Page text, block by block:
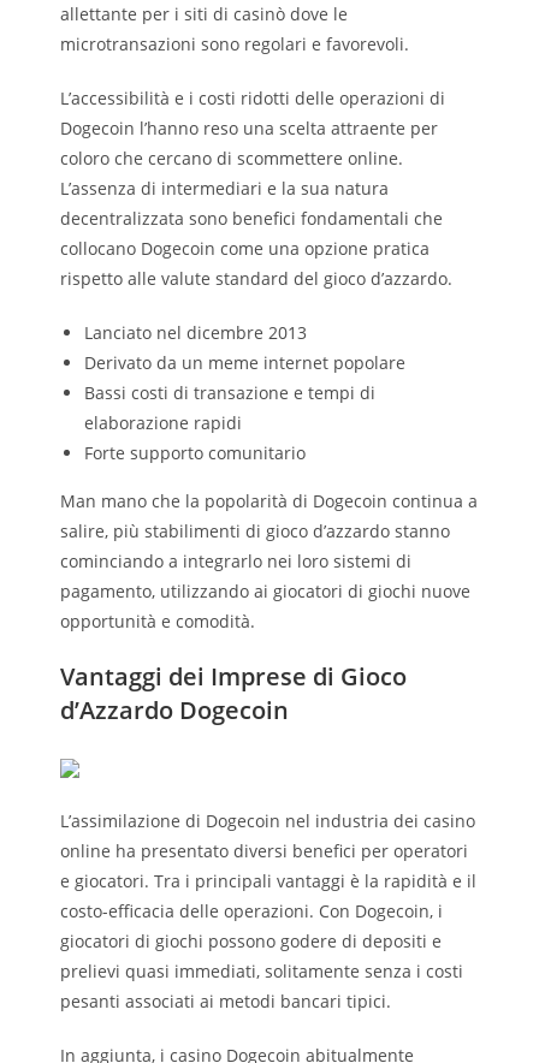
allettante per i siti di casinò dove le
microtransazioni sono regolari e favorevoli.
L’accessibilità e i costi ridotti delle operazioni di
Dogecoin l’hanno reso una scelta attraente per
coloro che cercano di scommettere online.
L’assenza di intermediari e la sua natura
decentralizzata sono benefici fondamentali che
collocano Dogecoin come una opzione pratica
rispetto alle valute standard del gioco d’azzardo.
Lanciato nel dicembre 2013
Derivato da un meme internet popolare
Bassi costi di transazione e tempi di
elaborazione rapidi
Forte supporto comunitario
Man mano che la popolarità di Dogecoin continua a
salire, più stabilimenti di gioco d’azzardo stanno
cominciando a integrarlo nei loro sistemi di
pagamento, utilizzando ai giocatori di giochi nuove
opportunità e comodità.
Vantaggi dei Imprese di Gioco
d’Azzardo Dogecoin
L’assimilazione di Dogecoin nel industria dei casino
online ha presentato diversi benefici per operatori
e giocatori. Tra i principali vantaggi è la rapidità e il
costo-efficacia delle operazioni. Con Dogecoin, i
giocatori di giochi possono godere di depositi e
prelievi quasi immediati, solitamente senza i costi
pesanti associati ai metodi bancari tipici.
In aggiunta, i casino Dogecoin abitualmente